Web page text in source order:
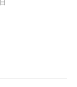
注意を呼びかけて
本部」「通知番